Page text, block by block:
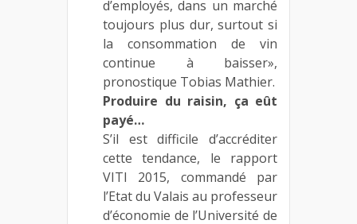
d’employés, dans un marché
toujours plus dur, surtout si
la consommation de vin
continue à baisser»,
pronostique Tobias Mathier.
Produire du raisin, ça eût
payé…
S’il est difficile d’accréditer
cette tendance, le rapport
VITI 2015, commandé par
l’Etat du Valais au professeur
d’économie de l’Université de